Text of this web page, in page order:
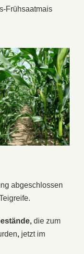
Frühsaatmais
abgeschlossen
die zum
, jetzt im